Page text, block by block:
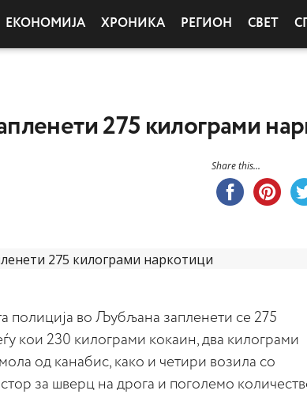
ЕКОНОМИЈА ХРОНИКА РЕГИОН СВЕТ
275 килограми
Share this...
полиција во Љубљана запленети се 275
кои 230 килограми кокаин, два килограми
од канабис, како и четири возила со
за шверц на дрога и поголемо